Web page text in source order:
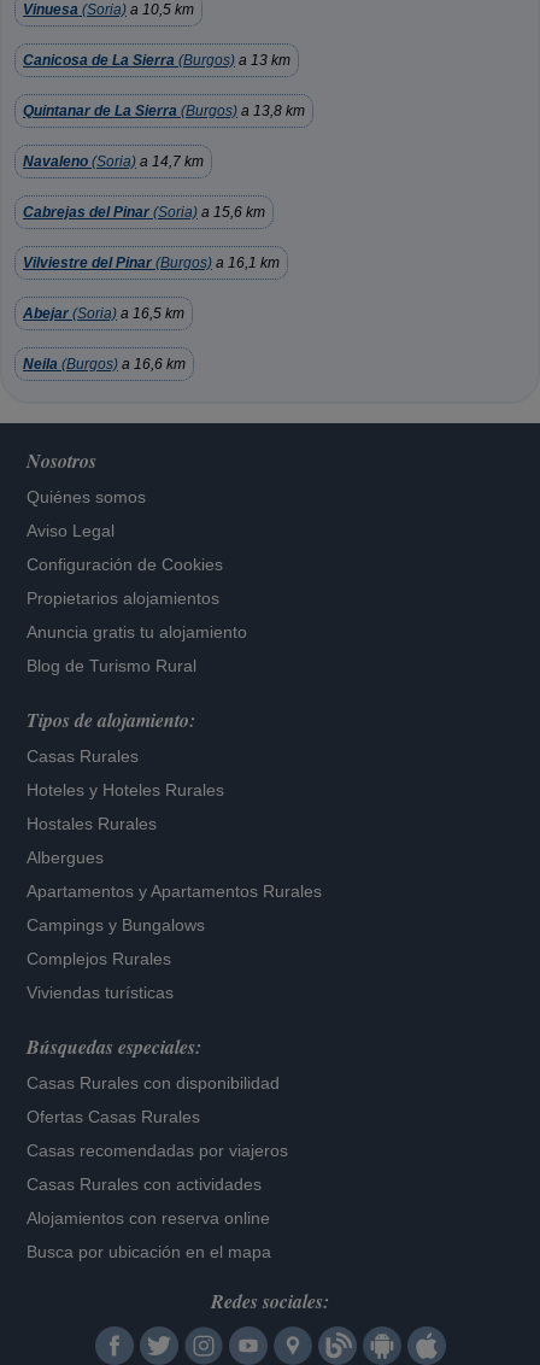
Vinuesa (Soria) a 10,5 km
Canicosa de La Sierra (Burgos) a 13 km
Quintanar de La Sierra (Burgos) a 13,8 km
Navaleno (Soria) a 14,7 km
Cabrejas del Pinar (Soria) a 15,6 km
Vilviestre del Pinar (Burgos) a 16,1 km
Abejar (Soria) a 16,5 km
Neila (Burgos) a 16,6 km
Nosotros
Quiénes somos
Aviso Legal
Configuración de Cookies
Propietarios alojamientos
Anuncia gratis tu alojamiento
Blog de Turismo Rural
Tipos de alojamiento:
Casas Rurales
Hoteles y Hoteles Rurales
Hostales Rurales
Albergues
Apartamentos yApartamentos Rurales
Campings y Bungalows
Complejos Rurales
Viviendas turísticas
Búsquedas especiales:
Casas Rurales con disponibilidad
Ofertas Casas Rurales
Casas recomendadas por viajeros
Casas Rurales con actividades
Alojamientos con reserva online
Busca por ubicación en el mapa
Redes sociales: